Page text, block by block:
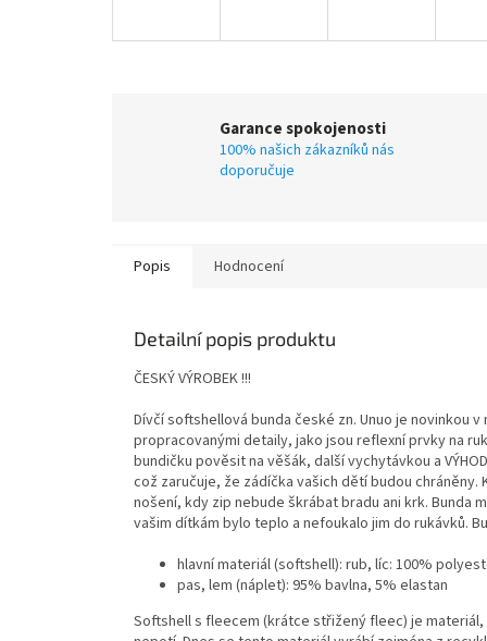
Garance spokojenosti
100% našich zákazníků nás
doporučuje
Popis Hodnocení
Detailní popis produktu
ČESKÝ VÝROBEK !!!
Dívčí softshellová bunda české zn. Unuo je novinkou
propracovanými detaily, jako jsou reflexní prvky na
bundičku pověsit na věšák, další vychytávkou a
což zaručuje, že zádíčka vašich dětí budou chráněny.
nošení, kdy zip nebude škrábat bradu ani krk. Bunda
vašim dítkám bylo teplo a nefoukalo jim do rukávků.
hlavní materiál (softshell): rub, líc: 100%
pas, lem (náplet): 95% bavlna, 5% elastan
Softshells fleecem (krátce střižený fleec) je